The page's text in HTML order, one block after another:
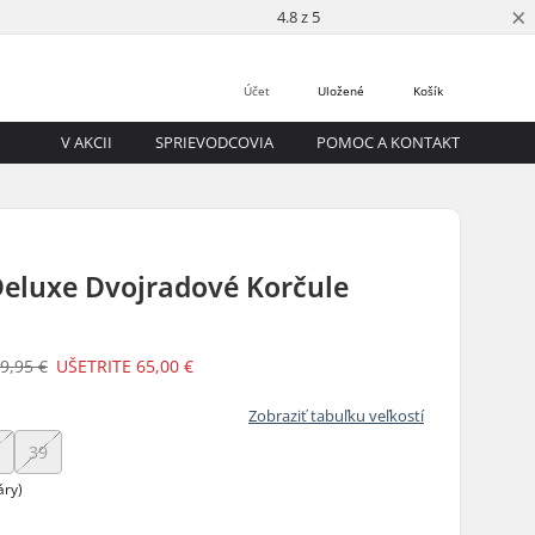
4.8 z 5 ×
Košík
Uložené
Účet
V AKCII SPRIEVODCOVIA POMOC A KONTAKT
Dvojradové Korčule
€ UŠETRITE65,00 €
Zobraziť tabuľku veľkostí
39